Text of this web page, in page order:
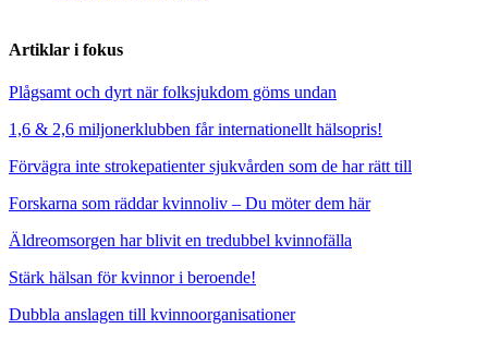
Artiklar i fokus
Plågsamt och dyrt när folksjukdom göms undan
1,6 & 2,6 miljonerklubben får internationellt hälsopris!
Förvägra inte strokepatienter sjukvården som de har rätt till
Forskarna som räddar kvinnoliv – Du möter dem här
Äldreomsorgen har blivit en tredubbel kvinnofälla
Stärk hälsan för kvinnor i beroende!
Dubbla anslagen till kvinnoorganisationer